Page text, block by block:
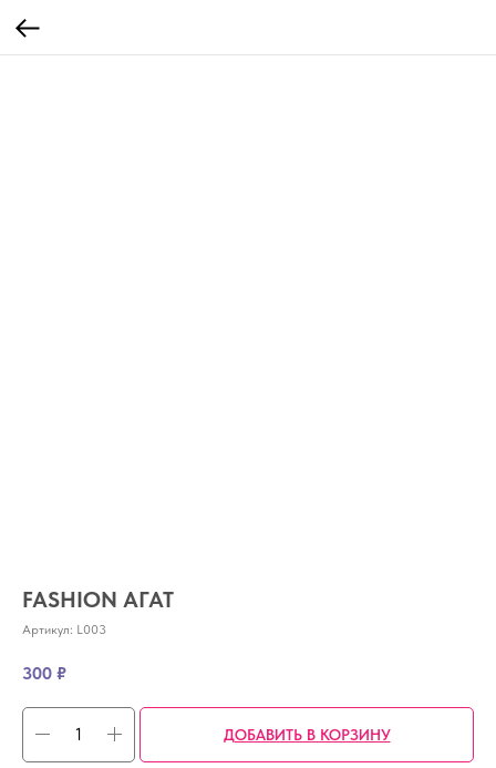
FASHION АГАТ
Артикул: L003
300 ₽
ДОБАВИТЬ В КОРЗИНУ